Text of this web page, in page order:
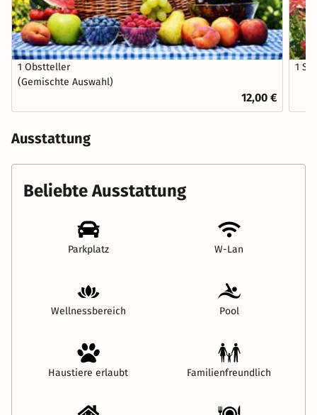
1 Obstteller
(Gemischte Auswahl)
12,00 €
1
Ausstattung
Beliebte Ausstattung
Parkplatz W-Lan
Wellnessbereich Pool
Haustiere erlaubt Familienfreundlich